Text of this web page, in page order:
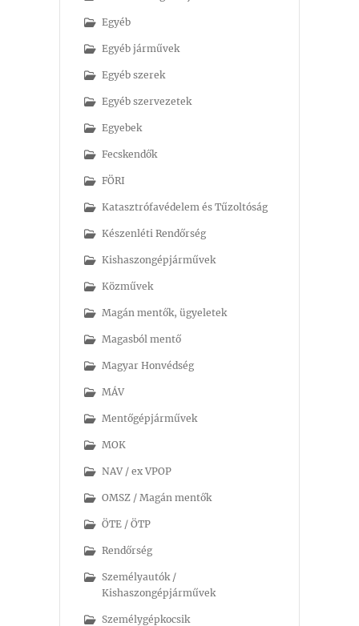
Egyéb
Egyéb járművek
Egyéb szerek
Egyéb szervezetek
Egyebek
Fecskendők
FÖRI
Katasztrófavédelem és Tűzoltóság
Készenléti Rendőrség
Kishaszongépjárművek
Közművek
Magán mentők, ügyeletek
Magasból mentő
Magyar Honvédség
MÁV
Mentőgépjárművek
MOK
NAV / ex VPOP
OMSZ / Magán mentők
ÖTE / ÖTP
Rendőrség
Személyautók /
Kishaszongépjárművek
Személygépkocsik